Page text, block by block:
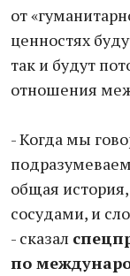
от
ценностях
так и будут
отношения
- Когда мы
общая
сосудами, и
- сказал
по